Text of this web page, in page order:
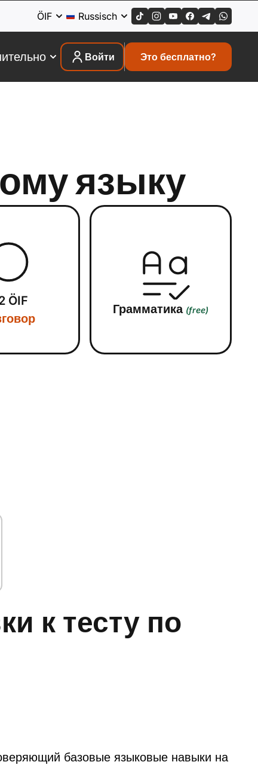
ÖIF Russisch
Войти Это бесплатно?
языку
ÖIF
Грамматика (free)
к тесту по
базовые языковые навыки на